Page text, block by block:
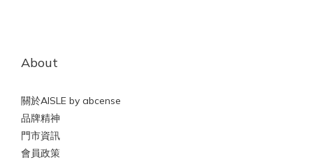
About
關於AISLE by abcense
品牌精神
門市資訊
會員政策